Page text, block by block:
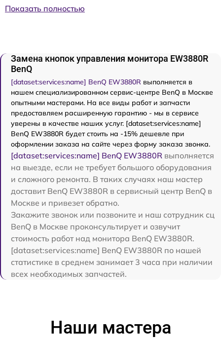
Показать полностью
Замена кнопок управления монитора EW3880R
BenQ
[dataset:services:name] BenQ EW3880R выполняется в
нашем специализированном сервис-центре BenQ в Москве
опытными мастерами. На все виды работ и запчасти
предоставляем расширенную гарантию - мы в сервисе
уверены в качестве наших услуг. [dataset:services:name]
BenQ EW3880R будет стоить на -15% дешевле при
оформлении заказа на сайте через форму заказа звонка.
[dataset:services:name] BenQ EW3880R выполняется
на выезде, если не требует большого оборудования
и сложного ремонта. В таких случаях наш мастер
доставит BenQ EW3880R в сервисный центр BenQ в
Москве и привезет обратно.
Закажите звонок или позвоните и наш сотрудник сц
BenQ в Москве проконсультирует и озвучит
стоимость работ над монитора BenQ EW3880R.
[dataset:services:name] BenQ EW3880R по нашей
статистике в среднем занимает 3 часа при наличии
всех необходимых запчастей.
Наши мастера